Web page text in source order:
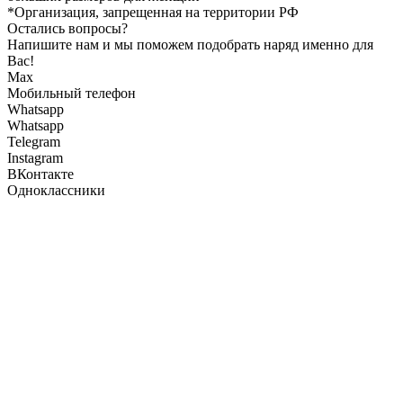
*Организация, запрещенная на территории РФ
Остались вопросы?
Напишите нам и мы поможем подобрать наряд именно для
Вас!
Max
Мобильный телефон
Whatsapp
Whatsapp
Telegram
Instagram
ВКонтакте
Одноклассники